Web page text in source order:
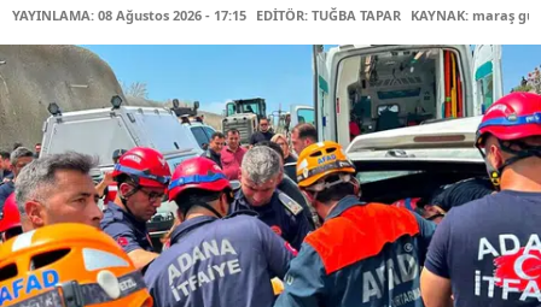
YAYINLAMA: 08 Ağustos 2026 - 17:15 EDİTÖR: TUĞBA TAPAR KAYNAK: maraş